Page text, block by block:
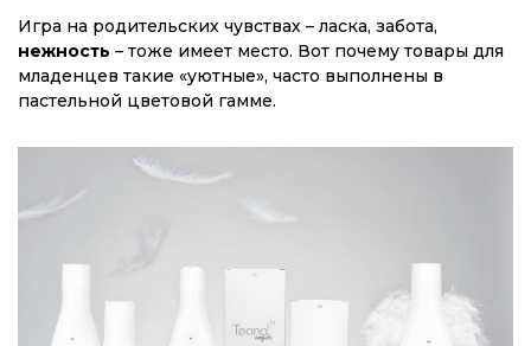
Игра на родительских чувствах – ласка, забота,
нежность – тоже имеет место. Вот почему товары для
младенцев такие «уютные», часто выполнены в
пастельной цветовой гамме.